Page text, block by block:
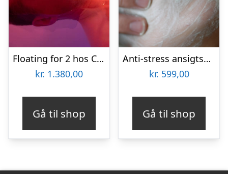
Floating for 2 hos Copenhagen Float
kr. 1.380,00
Gå til shop
Anti-stress ansigtsbehandling hos Wellness Aarhus
kr. 599,00
Gå til shop